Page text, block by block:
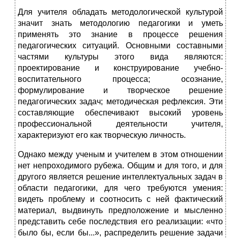
Для учителя обладать методологической культурой
значит знать методологию педагогики и уметь
применять это знание в процессе решения
педагогических ситуаций. Основными составными
частями культуры этого вида являются:
проектирование и конструирование учебно-
воспитательного процесса; осознание,
формулирование и творческое решение
педагогических задач; методическая рефлексия. Эти
составляющие обеспечивают высокий уровень
профессиональной деятельности учителя,
характеризуют его как творческую личность.
Однако между ученым и учителем в этом отношении
нет непроходимого рубежа. Общим и для того, и для
другого является решение интеллектуальных задач в
области педагогики, для чего требуются умения:
видеть проблему и соотносить с ней фактический
материал, выдвинуть предположение и мысленно
представить себе последствия его реализации: «что
было бы, если бы...», распределить решение задачи